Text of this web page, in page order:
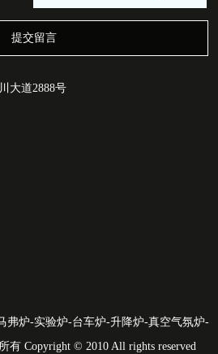
提交留言
大道2888号
弗炉-实验炉-台车炉-升降炉-真空气氛炉-
有 Copyright © 2010 All rights reserved